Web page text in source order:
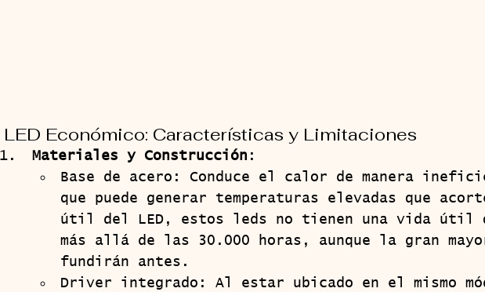
LED Económico: Características y Limitaciones
Materiales y Construcción :
Base de acero: Conduce el calor de manera
que puede generar temperaturas elevadas que
útil del LED, estos leds no tienen una vida útil
más allá de las 30.000 horas, aunque la gran
fundirán antes.
Driver integrado: Al estar ubicado en el mismo